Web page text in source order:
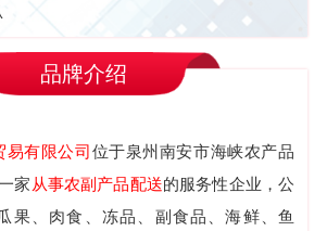
品牌介绍
有限公司位于泉州南安市海峡农产品
家从事农副产品配送的服务性企业，公
果、肉食、冻品、副食品、海鲜、鱼